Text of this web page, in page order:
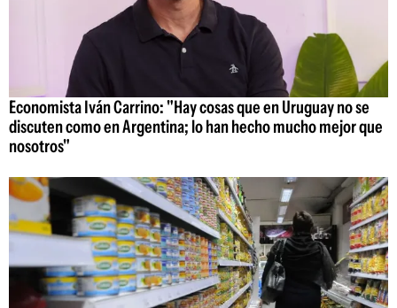
Economista Iván Carrino: "Hay cosas que en Uruguay no se
discuten como en Argentina; lo han hecho mucho mejor que
nosotros"